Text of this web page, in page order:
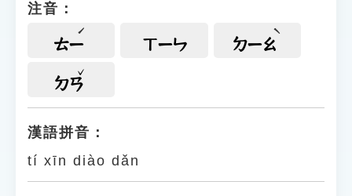
遊戲專區
教學應用
貓頭鷹博士
注音：
ㄊㄧ ㄒㄧㄣ ㄉㄧㄠ
ㄉㄢ
漢語拼音：
tí xīn diào dǎn